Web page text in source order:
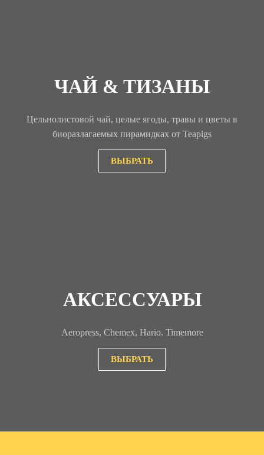
ЧАЙ & ТИЗАНЫ
Цельнолистовой чай, целые ягоды, травы и цветы в
биоразлагаемых пирамидках от Teapigs
ВЫБРАТЬ
АКСЕССУАРЫ
Aeropress, Chemex, Hario. Timemore
ВЫБРАТЬ